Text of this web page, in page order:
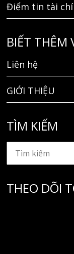
Điểm tin tài
BIẾT THÊM
Liên hệ
GIỚI THIỆU
TÌM KIẾM
THEO DÕI